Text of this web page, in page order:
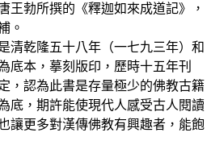
勃所撰的《釋迦如來成道記》，
。
乾隆五十八年（一七九三年）和
底本，摹刻版印，歷時十五年刊
，認為此書是存量極少的佛教古籍
底，期許能使現代人感受古人閱讀
讓更多對漢傳佛教有興趣者，能飽